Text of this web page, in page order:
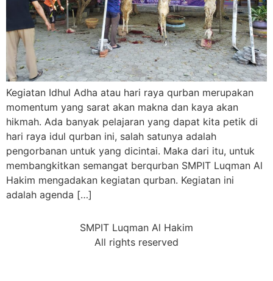
Kegiatan Idhul Adha atau hari raya qurban merupakan
momentum yang sarat akan makna dan kaya akan
hikmah. Ada banyak pelajaran yang dapat kita petik di
hari raya idul qurban ini, salah satunya adalah
pengorbanan untuk yang dicintai. Maka dari itu, untuk
membangkitkan semangat berqurban SMPIT Luqman Al
Hakim mengadakan kegiatan qurban. Kegiatan ini
adalah agenda […]
SMPIT Luqman Al Hakim
All rights reserved